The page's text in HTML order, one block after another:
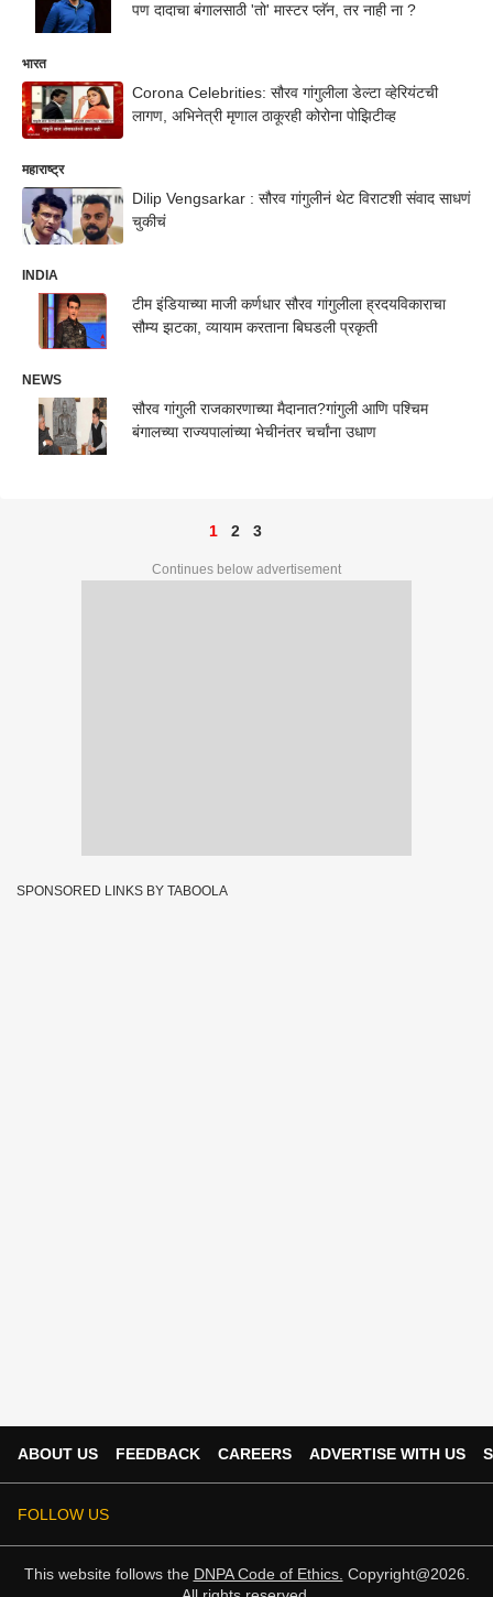
पण दादाचा बंगालसाठी 'तो' मास्टर प्लॅन, तर नाही ना ?
भारत
Corona Celebrities: सौरव गांगुलीला डेल्टा व्हेरियंटची
लागण, अभिनेत्री मृणाल ठाकूरही कोरोना पोझिटीव्ह
महाराष्ट्र
Dilip Vengsarkar : सौरव गांगुलीनं थेट विराटशी संवाद साधणं
चुकीचं
INDIA
टीम इंडियाच्या माजी कर्णधार सौरव गांगुलीला ह्रदयविकाराचा
सौम्य झटका, व्यायाम करताना बिघडली प्रकृती
NEWS
सौरव गांगुली राजकारणाच्या मैदानात?गांगुली आणि पश्चिम
बंगालच्या राज्यपालांच्या भेचीनंतर चर्चांना उधाण
1 2 3
Continues below advertisement
SPONSORED LINKS BY TABOOLA
ABOUT US FEEDBACK CAREERS ADVERTISE WITH US
FOLLOW US
This website follows the DNPA Code of Ethics. Copyright@2026.